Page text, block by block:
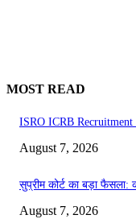
MOST READ
ISRO ICRB Recruitment
August 7, 2026
सुप्रीम कोर्ट का बड़ा फैसला:
August 7, 2026